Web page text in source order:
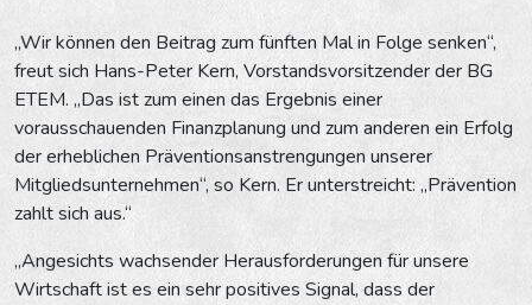
„Wir können den Beitrag zum fünften Mal in Folge senken“,
freut sich Hans-Peter Kern, Vorstandsvorsitzender der BG
ETEM. „Das ist zum einen das Ergebnis einer
vorausschauenden Finanzplanung und zum anderen ein Erfolg
der erheblichen Präventionsanstrengungen unserer
Mitgliedsunternehmen“, so Kern. Er unterstreicht: „Prävention
zahlt sich aus.“
„Angesichts wachsender Herausforderungen für unsere
Wirtschaft ist es ein sehr positives Signal, dass der